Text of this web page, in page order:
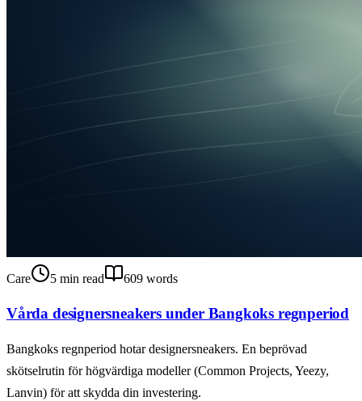
Care 5 min read 609 words
Vårda designersneakers under Bangkoks regnperiod
Bangkoks regnperiod hotar designersneakers. En beprövad
skötselrutin för högvärdiga modeller (Common Projects, Yeezy,
Lanvin) för att skydda din investering.